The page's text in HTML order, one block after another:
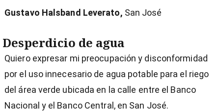
Gustavo Halsband Leverato, San José
Desperdicio de agua
Quiero expresar mi preocupación y disconformidad
por el uso innecesario de agua potable para el riego
del área verde ubicada en la calle entre el Banco
Nacional y el Banco Central, en San José.